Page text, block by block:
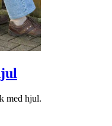
med hjul.